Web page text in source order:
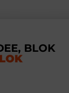
BLOK